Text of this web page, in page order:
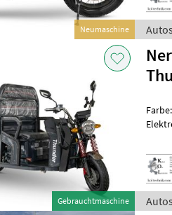
Neumaschine
Gebrauchtmaschine
Farbe:
Elektro -